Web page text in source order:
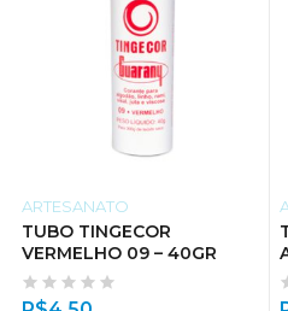
ARTESANATO
TUBO TINGECOR
VERMELHO 09 – 40GR